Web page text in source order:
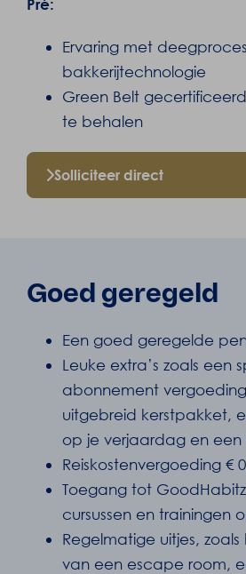
Pré:
Ervaring met
bakkerijtechnologie
Green Belt
te behalen
Solliciteer direct
Goed geregeld
Een goed geregelde
Leuke extra’s zoals een
abonnement
uitgebreid kerstpakket,
op je verjaardag en
Reiskostenvergoeding €
Toegang tot
cursussen en trainingen
Regelmatige uitjes,
van een escape room,